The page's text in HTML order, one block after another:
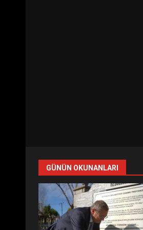
GÜNÜN OKUNANLARI